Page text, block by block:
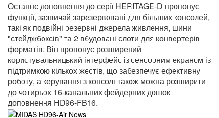
Останнє доповнення до серії HERITAGE-D пропонує
функції, зазвичай зарезервовані для більших консолей,
такі як подвійні резервні джерела живлення, шини
"стейджбоксів" та 2 вбудовані слоти для конвертерів
форматів. Він пропонує розширений
користувальницький інтерфейс із сенсорним екраном із
підтримкою кількох жестів, що забезпечує ефективну
роботу, а керування з консолі також можна розширити
до чотирьох 16-канальних фейдерних дошок
доповнення HD96-FB16.